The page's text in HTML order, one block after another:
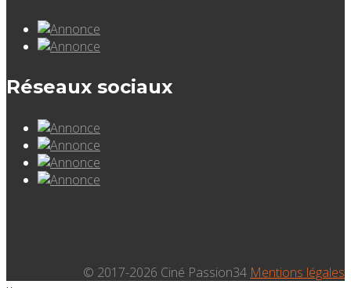
Réseaux sociaux
© 2017-2026 Ciné Passion34 Mentions légales